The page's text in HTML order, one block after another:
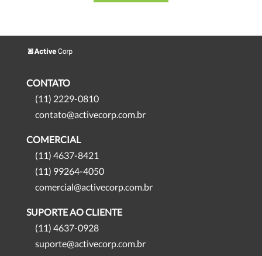
CONTATO
(11) 2229-0810
contato@activecorp.com.br
COMERCIAL
(11) 4637-8421
(11) 99264-4050
comercial@activecorp.com.br
SUPORTE AO CLIENTE
(11) 4637-0928
suporte@activecorp.com.br